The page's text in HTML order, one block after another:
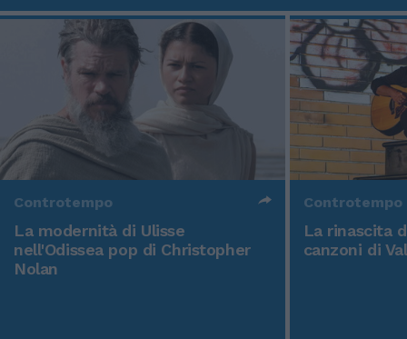
Controtempo
La modernità di Ulisse
nell'Odissea pop di Christopher
Nolan
Controtempo
La rinascita
canzoni di